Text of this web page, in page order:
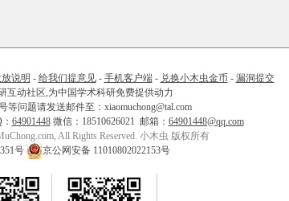
说明 - 给我们提意见- 手机客户端- 兑换小木虫金币 - 漏洞提交
互动社区,为中国学术科研免费提供动力
等问题请发送邮件至：xiaomuchong@tal.com
64901448微信：18510626021 邮箱： 64901448@qq.com
All Rights Reserved. 小木虫 版权所有
号
京公网安备 11010802022153号